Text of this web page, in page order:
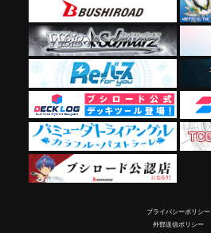
プライバシーポリシー
外部送信ポリシー